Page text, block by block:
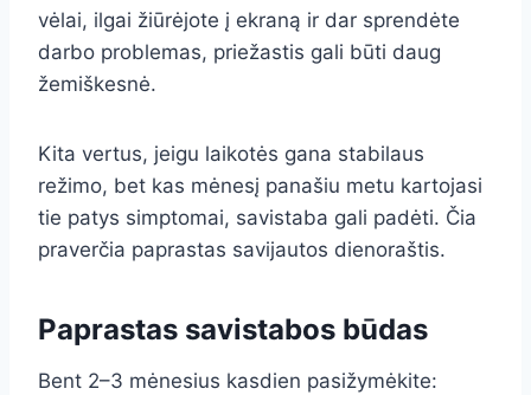
vėlai, ilgai žiūrėjote į ekraną ir dar sprendėte
darbo problemas, priežastis gali būti daug
žemiškesnė.
Kita vertus, jeigu laikotės gana stabilaus
režimo, bet kas mėnesį panašiu metu kartojasi
tie patys simptomai, savistaba gali padėti. Čia
praverčia paprastas savijautos dienoraštis.
Paprastas savistabos būdas
Bent 2–3 mėnesius kasdien pasižymėkite: